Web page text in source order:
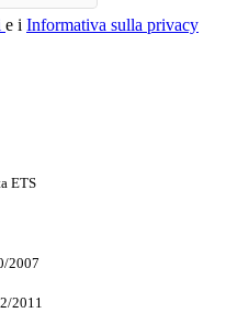
e i Informativa sulla privacy
ETS
2007
2011